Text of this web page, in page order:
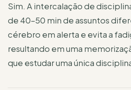
Sim. A intercalação de
de 40-50 min de assuntos
cérebro em alerta e evita a
resultando em uma
que estudar uma única